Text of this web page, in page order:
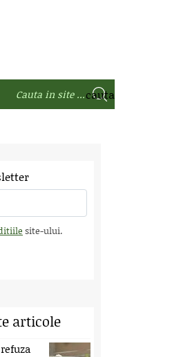
site-ului.
articole